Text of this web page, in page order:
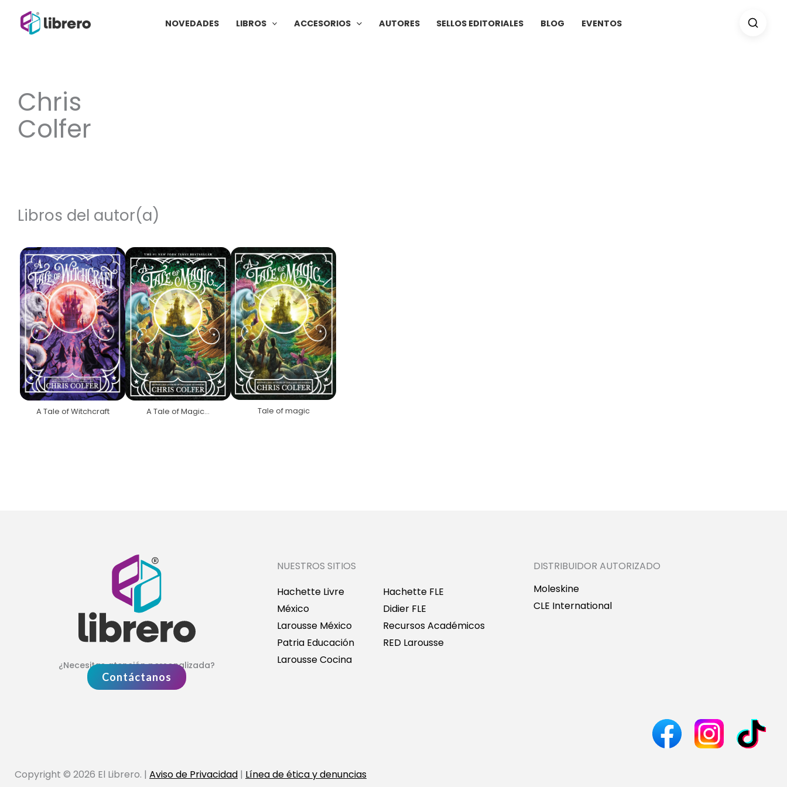
NOVEDADES LIBROS ACCESORIOS AUTORES SELLOS EDITORIALES BLOG EVENTOS
Chris
Colfer
Libros del autor(a)
A Tale of Witchcraft A Tale of Magic… Tale of magic
¿Necesitas atención personalizada?
Contáctanos
NUESTROS SITIOS
Hachette Livre
México
Larousse México
Patria Educación
Larousse Cocina
Hachette FLE
Didier FLE
Recursos Académicos
RED Larousse
DISTRIBUIDOR AUTORIZADO
Moleskine
CLE International
Copyright © 2026 El Librero. | Aviso de Privacidad | Línea de ética y denuncias